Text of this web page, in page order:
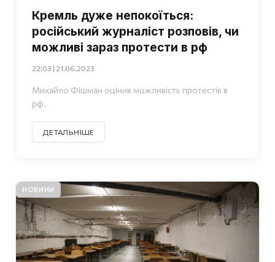
Кремль дуже непокоїться:
російський журналіст розповів, чи
можливі зараз протести в рф
22:03 | 21.06.2023
Михайло Фішман оцінив можливість протестів в
рф.
ДЕТАЛЬНІШЕ
НОВИНИ